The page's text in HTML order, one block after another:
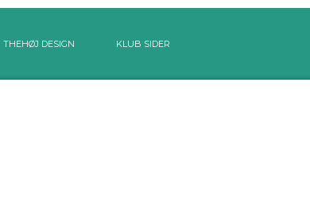
THEHØJ DESIGN KLUB SIDER